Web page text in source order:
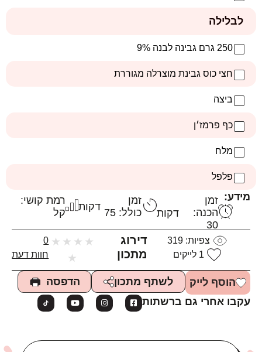
לבלילה
250 גרם גבינה לבנה 9%
חצי כוס גבינת מוצרלה מגוררת
ביצה
כף פרמז׳ן
מלח
פלפל
מידע: זמן
הכנה:
30
דקות
זמן
כולל: 75
דקות
רמת קושי:
קל
צפיות:319
1 לייקים
דירוג
מתכון
★
★
★
★
★
0
חוות דעת
הוסף לייק לשתף מתכון
הדפסה
עקבו אחרי גם ברשתות